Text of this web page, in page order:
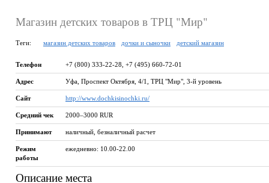
Магазин детских товаров в ТРЦ "Мир"
Теги: магазин детских товаров дочки и сыночки детский магазин
Телефон +7 (800) 333-22-28, +7 (495) 660-72-01
Адрес Уфа Проспект Октября, 4/1, ТРЦ "Мир", 3-й уровень
Сайт http://www.dochkisinochki.ru/
Средний чек 2000–3000 RUR
Принимают наличный, безналичный расчет
Режим
работы
ежедневно: 10.00-22.00
Описание места